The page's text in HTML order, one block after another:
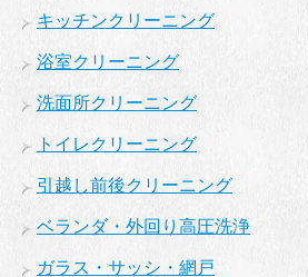
キッチンクリーニング
浴室クリーニング
洗面所クリーニング
トイレクリーニング
引越し前後クリーニング
ベランダ・外回り高圧洗浄
ガラス・サッシ・網戸